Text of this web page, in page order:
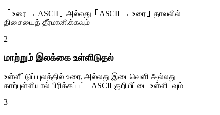
「உரை → ASCII」அல்லது「ASCII → உரை」தாவலில்
திசையைத் தீர்மானிக்கவும்
2
மாற்றும் இலக்கை உள்ளிடுதல்
உள்ளீட்டுப் புலத்தில் உரை, அல்லது இடைவெளி அல்லது
காற்புள்ளியால் பிரிக்கப்பட்ட ASCII குறியீட்டை உள்ளிடவும்
3